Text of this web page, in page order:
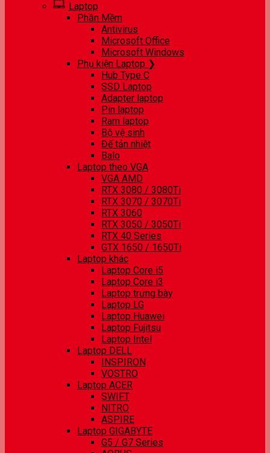
Laptop
Phần Mềm
Antivirus
Microsoft Office
Microsoft Windows
Phụ kiện Laptop ❯
Hub Type C
SSD Laptop
Adapter laptop
Pin laptop
Ram laptop
Bộ vệ sinh
Đế tản nhiệt
Balo
Laptop theo VGA
VGA AMD
RTX 3080 / 3080Ti
RTX 3070 / 3070Ti
RTX 3060
RTX 3050 / 3050Ti
RTX 40 Series
GTX 1650 / 1650Ti
Laptop khác
Laptop Core i5
Laptop Core i3
Laptop trưng bày
Laptop LG
Laptop Huawei
Laptop Fujitsu
Laptop Intel
Laptop DELL
INSPIRON
VOSTRO
Laptop ACER
SWIFT
NITRO
ASPIRE
Laptop GIGABYTE
G5 / G7 Series